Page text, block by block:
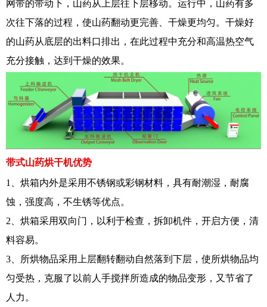
网带的带动下，山药从上层往下层移动。运行中，山药有多
次往下落的过程，使山药翻动更完善、干燥更均匀。干燥好
的山药从底层的出料口排出，在此过程中充分和高温热空气
充分接触，达到干燥的效果。
带式山药烘干机优势
1、烘箱内外是采用不锈钢或彩钢材料，具有耐潮湿，耐腐
蚀，强度高，不生锈等优点。
2、烘箱采用双向门，以利于检查，拆卸机件，开启方便，清
料容易。
3、所烘物品采用上层翻转翻动自然落到下层，使所烘物品均
匀受热，克服了以前人手搅拌所造成的物品变形，又节省了
人力。